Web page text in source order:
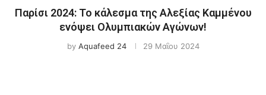
Παρίσι 2024: Το κάλεσμα της Αλεξίας Καμμένου
ενόψει Ολυμπιακών Αγώνων!
by Aquafeed 24 29 Μαΐου 2024